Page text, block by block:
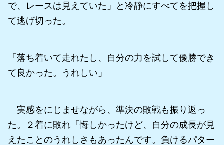
で、レースは見えていた」と冷静にすべてを把握し
て逃げ切った。
「落ち着いて走れたし、自分の力を試して優勝でき
て良かった。うれしい」
実感をにじませながら、準決の敗戦も振り返っ
た。２着に敗れ「悔しかったけど、自分の成長が見
えたことのうれしさもあったんです。負けるパター